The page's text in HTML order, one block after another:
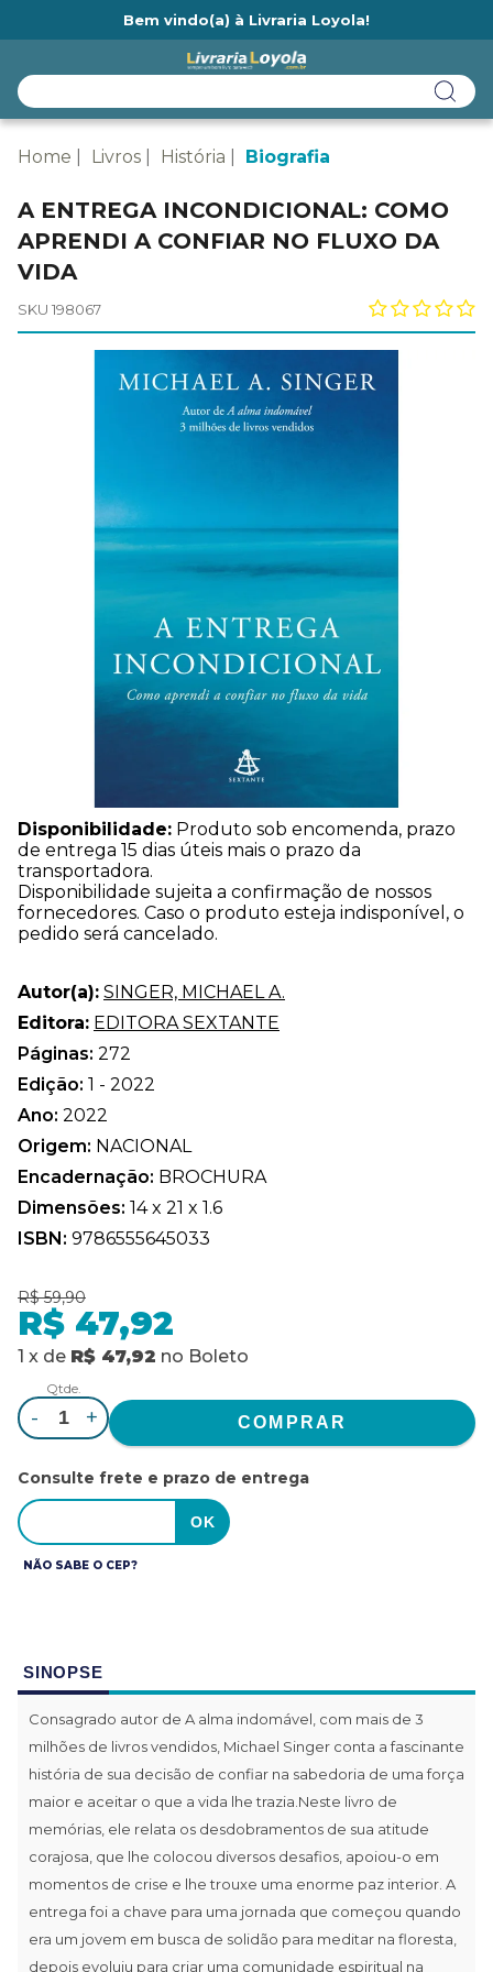
Bem vindo(a) à Livraria Loyola!
Home Livros História Biografia
A ENTREGA INCONDICIONAL: COMO
APRENDI A CONFIAR NO FLUXO DA
VIDA
SKU 198067
Disponibilidade: Produto sob encomenda, prazo
de entrega 15 dias úteis mais o prazo da
transportadora.
Disponibilidade sujeita a confirmação de nossos
fornecedores. Caso o produto esteja indisponível, o
pedido será cancelado.
Autor(a): SINGER, MICHAEL A.
Editora: EDITORA SEXTANTE
Páginas: 272
Edição: 1 - 2022
Ano: 2022
Origem: NACIONAL
Encadernação: BROCHURA
Dimensões: 14 x 21 x 1.6
ISBN: 9786555645033
R$ 59,90
R$ 47,92
1 x de R$ 47,92 no Boleto
Qtde.
- +
Consulte frete e prazo de entrega
NÃO SABE O CEP?
SINOPSE
Consagrado autor de A alma indomável, com mais de 3
milhões de livros vendidos, Michael Singer conta a fascinante
história de sua decisão de confiar na sabedoria de uma força
maior e aceitar o que a vida lhe trazia.Neste livro de
memórias, ele relata os desdobramentos de sua atitude
corajosa, que lhe colocou diversos desafios, apoiou-o em
momentos de crise e lhe trouxe uma enorme paz interior. A
entrega foi a chave para uma jornada que começou quando
era um jovem em busca de solidão para meditar na floresta,
depois evoluiu para criar uma comunidade espiritual na